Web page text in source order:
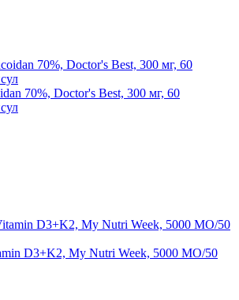
70%, Doctor's Best, 300 мг, 60
D3+K2, My Nutri Week, 5000 МО/50